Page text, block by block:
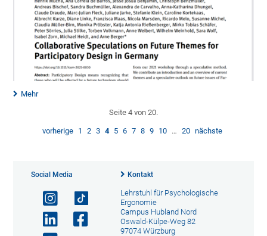
Mehr
Seite 4 von 20.
vorherige 1 2 3 4 5 6 7 8 9 10 … 20 nächste
Social Media Kontakt
Lehrstuhl für Psychologische
Ergonomie
Campus Hubland Nord
Oswald-Külpe-Weg 82
97074 Würzburg